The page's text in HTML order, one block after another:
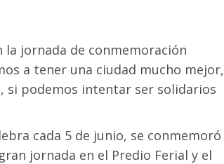
jornada de conmemoración
a tener una ciudad mucho mejor,
si podemos intentar ser solidarios
cada 5 de junio, se conmemoró
jornada en el Predio Ferial y el